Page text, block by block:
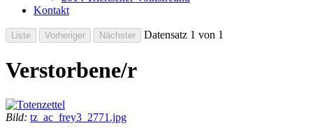
Kontakt
Datensatz 1 von 1
Verstorbene/r
Bild: tz_ac_frey3_2771.jpg